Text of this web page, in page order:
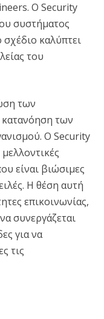
Ο Security
συστήματος
σχέδιο καλύπτει
του
των
κατανόηση των
Ο Security
είναι βιώσιμες
Η θέση αυτή
επικοινωνίας,
συνεργάζεται
για να
τις